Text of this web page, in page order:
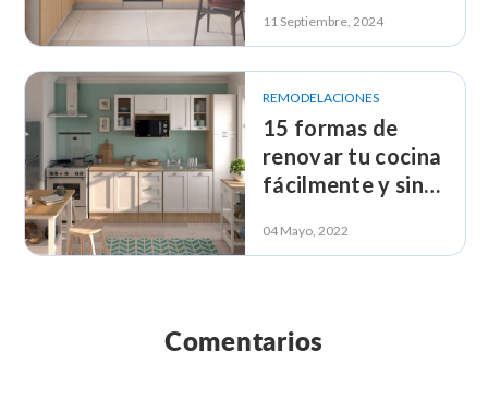
11 Septiembre, 2024
REMODELACIONES
15 formas de
renovar tu cocina
fácilmente y sin
04 Mayo, 2022
Comentarios